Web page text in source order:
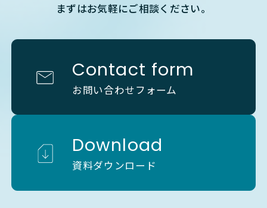
まずはお気軽にご相談ください。
Contact form
お問い合わせフォーム
Download
資料ダウンロード